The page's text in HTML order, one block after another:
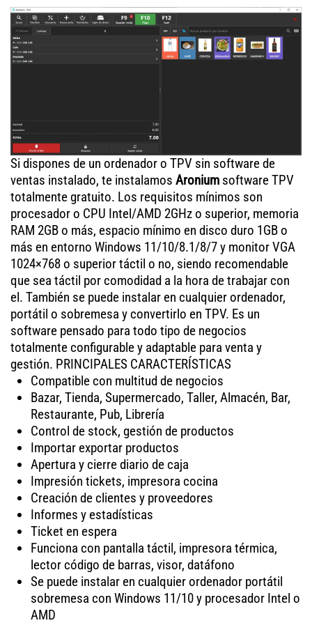
Si dispones de un ordenador o TPV sin software de
ventas instalado, te instalamos Aronium software TPV
totalmente gratuito. Los requisitos mínimos son
procesador o CPU Intel/AMD 2GHz o superior, memoria
RAM 2GB o más, espacio mínimo en disco duro 1GB o
más en entorno Windows 11/10/8.1/8/7 y monitor VGA
1024×768 o superior táctil o no, siendo recomendable
que sea táctil por comodidad a la hora de trabajar con
el. También se puede instalar en cualquier ordenador,
portátil o sobremesa y convertirlo en TPV. Es un
software pensado para todo tipo de negocios
totalmente configurable y adaptable para venta y
gestión. PRINCIPALES CARACTERÍSTICAS
Compatible con multitud de negocios
Bazar, Tienda, Supermercado, Taller, Almacén, Bar,
Restaurante, Pub, Librería
Control de stock, gestión de productos
Importar exportar productos
Apertura y cierre diario de caja
Impresión tickets, impresora cocina
Creación de clientes y proveedores
Informes y estadísticas
Ticket en espera
Funciona con pantalla táctil, impresora térmica,
lector código de barras, visor, datáfono
Se puede instalar en cualquier ordenador portátil
sobremesa con Windows 11/10 y procesador Intel o
AMD